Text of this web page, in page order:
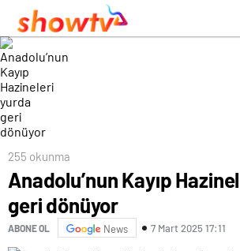
255 okunma
Anadolu’nun Kayıp
geri dönüyor
ABONE OL News 7 Mart 2025 17:11